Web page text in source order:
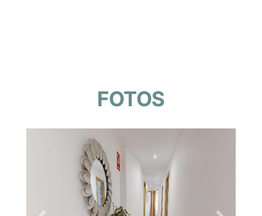
FOTOS